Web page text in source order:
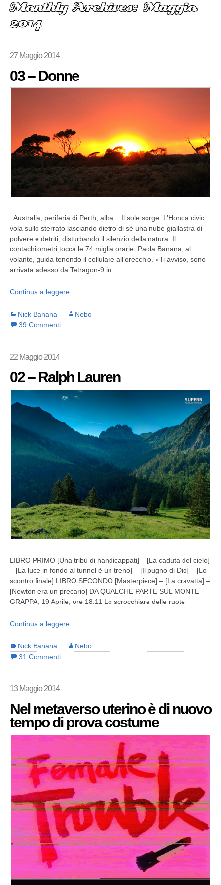
Monthly Archives: Maggio
2014
27 Maggio 2014
03 – Donne
Australia, periferia di Perth, alba. Il sole sorge. L’Honda civic
vola sullo sterrato lasciando dietro di sé una nube giallastra di
polvere e detriti, disturbando il silenzio della natura. Il
contachilometri tocca le 74 miglia orarie. Paola Banana, al
volante, guida tenendo il cellulare all’orecchio. «Ti avviso, sono
arrivata adesso da Tetragon-9 in
Continua a leggere …
Nick Banana
Nebo
39 Commenti
22 Maggio 2014
02 – Ralph Lauren
LIBRO PRIMO [Una tribù di handicappati] – [La caduta del cielo]
– [La luce in fondo al tunnel è un treno] – [Il pugno di Dio] – [Lo
scontro finale] LIBRO SECONDO [Masterpiece] – [La cravatta] –
[Newton era un precario] DA QUALCHE PARTE SUL MONTE
GRAPPA, 19 Aprile, ore 18.11 Lo scrocchiare delle ruote
Continua a leggere …
Nick Banana
Nebo
31 Commenti
13 Maggio 2014
Nel metaverso uterino è di nuovo
tempo di prova costume